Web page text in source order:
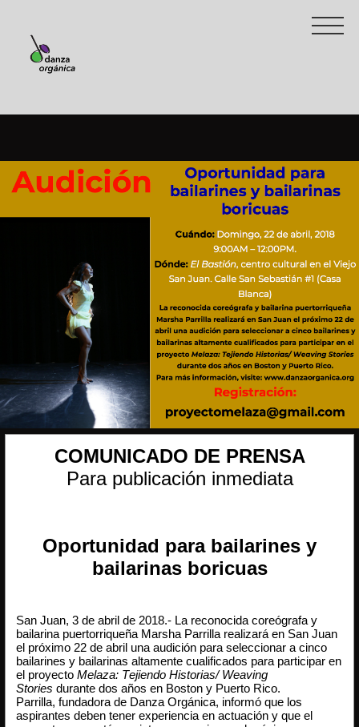
COMUNICADO DE PRENSA
Para publicación inmediata
Oportunidad para bailarines y
bailarinas boricuas
San Juan, 3 de abril de 2018.- La reconocida coreógrafa y
bailarina puertorriqueña Marsha Parrilla realizará en San Juan
el próximo 22 de abril una audición para seleccionar a cinco
bailarines y bailarinas altamente cualificados para participar en
el proyectoMelaza: Tejiendo Historias/ Weaving
Storiesdurante dos años en Boston y Puerto Rico.
Parrilla, fundadora de Danza Orgánica, informó que los
aspirantes deben tener experiencia en actuación y que el